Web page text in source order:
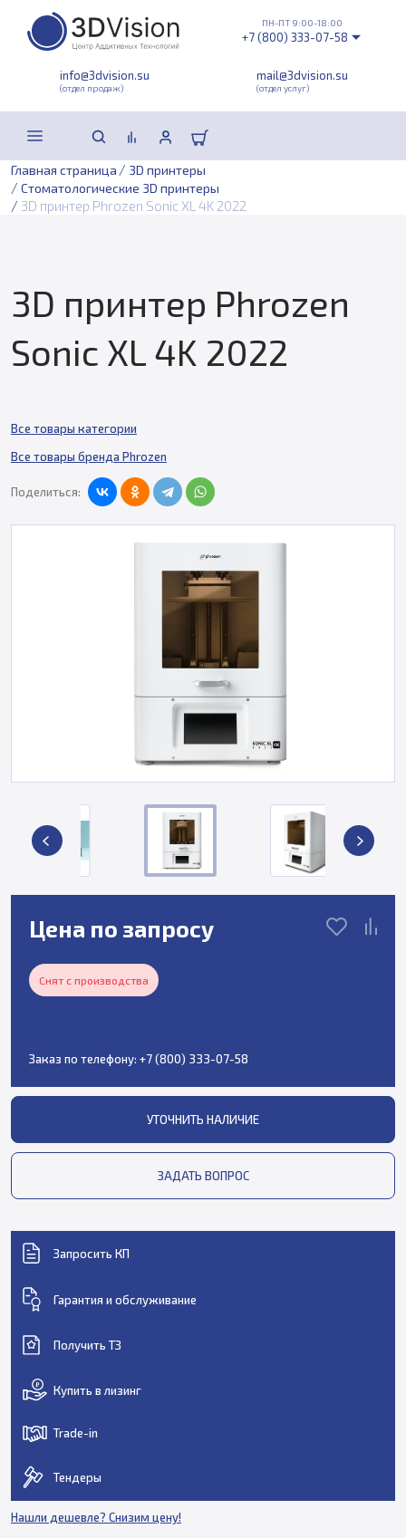
info@3dvision.su
(отдел продаж)
mail@3dvision.su
(отдел услуг)
ПН-ПТ 9:00-18:00
+7 (800) 333-07-58
Главная страница / 3D принтеры
/ Стоматологические 3D принтеры
/ 3D принтер Phrozen Sonic XL 4K 2022
3D принтер Phrozen
Sonic XL 4K 2022
Все товары категории
Все товары бренда Phrozen
Поделиться:
Цена по запросу
Снят с производства
Заказ по телефону: +7 (800) 333-07-58
УТОЧНИТЬ НАЛИЧИЕ
ЗАДАТЬ ВОПРОС
Запросить КП
Гарантия и обслуживание
Получить ТЗ
Купить в лизинг
Trade-in
Тендеры
Нашли дешевле? Снизим цену!